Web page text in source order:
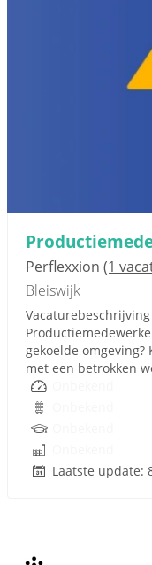
Perflexxion (1
Bleiswijk
gekoelde
met een betrokken
Laatste update: